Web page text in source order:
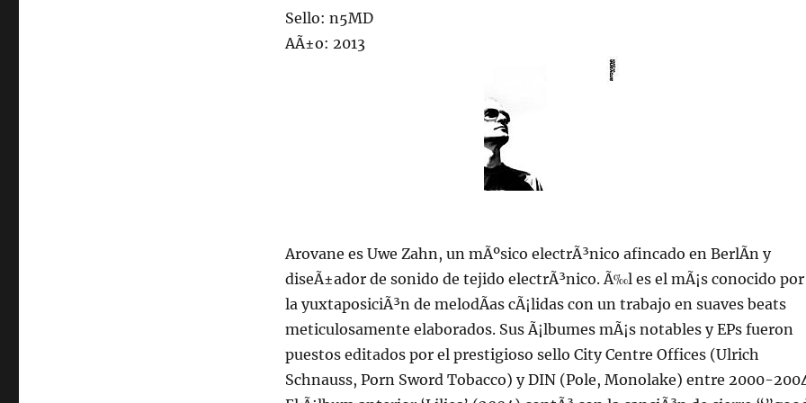
Sello: n5MD
AÃ±o: 2013
Arovane es Uwe Zahn, un mÃºsico electrÃ³nico afincado en BerlÃ­n y
diseÃ±ador de sonido de tejido electrÃ³nico. Ã‰l es el mÃ¡s conocido por
la yuxtaposiciÃ³n de melodÃ­as cÃ¡lidas con un trabajo en suaves beats
meticulosamente elaborados. Sus Ã¡lbumes mÃ¡s notables y EPs fueron
puestos editados por el prestigioso sello City Centre Offices (Ulrich
Schnauss, Porn Sword Tobacco) y DIN (Pole, Monolake) entre 2000-